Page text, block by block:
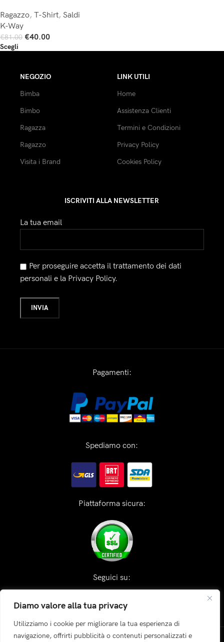
Diamo valore alla tua privacy
Utilizziamo i cookie per migliorare la tua esperienza di
navigazione, offrirti pubblicità o contenuti personalizzati e
Ragazzo, T-Shirt, Saldi
K-Way
€81.00 €40.00
Scegli
NEGOZIO
Bimba
Bimbo
Ragazza
Ragazzo
Visita i Brand
LINK UTILI
Home
Assistenza Clienti
Termini e Condizioni
Privacy Policy
Cookies Policy
ISCRIVITI ALLA NEWSLETTER
La tua email
Per proseguire accetta il trattamento dei dati
personali e la Privacy Policy.
Pagamenti:
Spediamo con:
Piattaforma sicura:
Seguici su: